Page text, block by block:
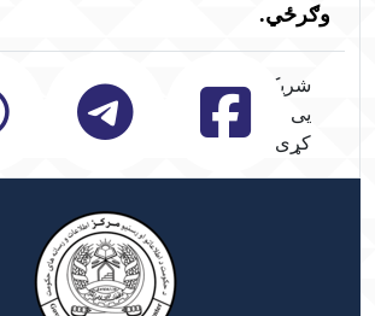
وګرځي.
شریک
کړی